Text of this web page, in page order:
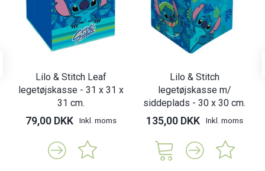
Lilo & Stitch Leaf
legetøjskasse - 31 x 31 x
31 cm.
79,00 DKK Inkl. moms
Lilo & Stitch
legetøjskasse m/
siddeplads - 30 x 30 cm.
135,00 DKK Inkl. moms